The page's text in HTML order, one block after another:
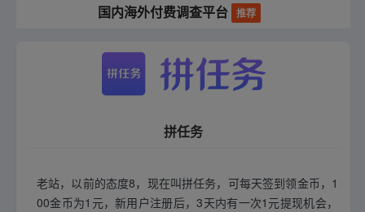
国内海外付费调查平台 推荐
拼任务
老站，以前的态度8，现在叫拼任务，可每天签到领金币，1
00金币为1元，新用户注册后，3天内有一次1元提现机会，